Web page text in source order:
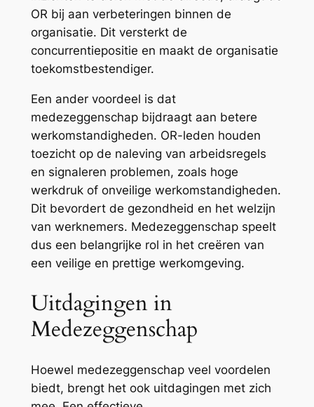
OR bij aan verbeteringen binnen de
organisatie. Dit versterkt de
concurrentiepositie en maakt de organisatie
toekomstbestendiger.
Een ander voordeel is dat
medezeggenschap bijdraagt aan betere
werkomstandigheden. OR-leden houden
toezicht op de naleving van arbeidsregels
en signaleren problemen, zoals hoge
werkdruk of onveilige werkomstandigheden.
Dit bevordert de gezondheid en het welzijn
van werknemers. Medezeggenschap speelt
dus een belangrijke rol in het creëren van
een veilige en prettige werkomgeving.
Uitdagingen in
Medezeggenschap
Hoewel medezeggenschap veel voordelen
biedt, brengt het ook uitdagingen met zich